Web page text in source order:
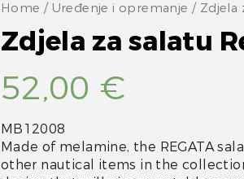
Home / Uređenje i opremanje / Zdjela
Zdjela za salatu
52,00 €
MB12008
Made of melamine, the REGATA
other nautical items in the